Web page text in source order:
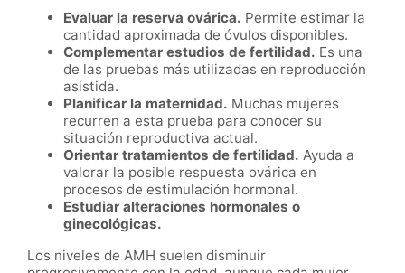
Evaluar la reserva ovárica. Permite estimar la
cantidad aproximada de óvulos disponibles.
Complementar estudios de fertilidad. Es una
de las pruebas más utilizadas en reproducción
asistida.
Planificar la maternidad. Muchas mujeres
recurren a esta prueba para conocer su
situación reproductiva actual.
Orientar tratamientos de fertilidad. Ayuda a
valorar la posible respuesta ovárica en
procesos de estimulación hormonal.
Estudiar alteraciones hormonales o
ginecológicas.
Los niveles de AMH suelen disminuir